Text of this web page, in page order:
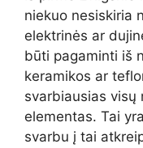
niekuo nesiskiria
elektrinės ar
būti pagaminti iš
keramikos ar
svarbiausias visų
elementas. Tai
svarbu į tai